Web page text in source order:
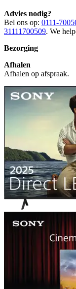
Advies nodig?
Bel ons op: 0111-
31111700509. We
Bezorging
Afhalen
Afhalen op afspraak.